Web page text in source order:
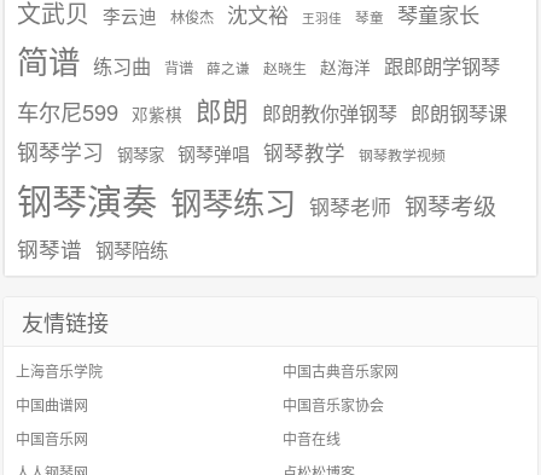
文武贝 李云迪 林俊杰 沈文裕 王羽佳 琴童 琴童家长
简谱 练习曲 背谱 薛之谦 赵晓生 赵海洋 跟郎朗学钢琴
车尔尼599 邓紫棋 郎朗 郎朗教你弹钢琴 郎朗钢琴课
钢琴学习 钢琴家 钢琴弹唱 钢琴教学 钢琴教学视频
钢琴演奏 钢琴练习 钢琴老师 钢琴考级
钢琴谱 钢琴陪练
友情链接
上海音乐学院
中国古典音乐家网
中国曲谱网
中国音乐家协会
中国音乐网
中音在线